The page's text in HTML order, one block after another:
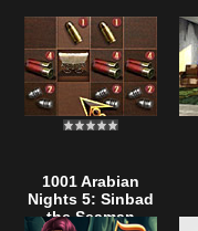
1001 Arabian
Nights 5: Sinbad
the Seaman